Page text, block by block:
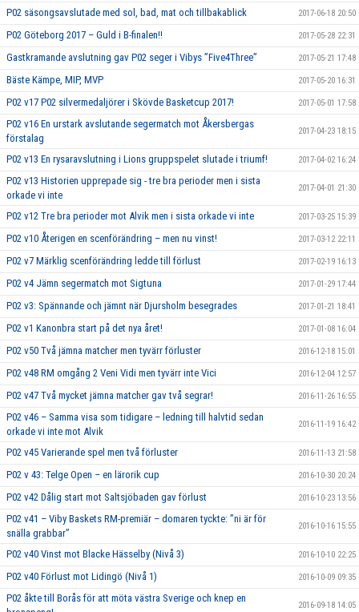
P02 säsongsavslutade med sol, bad, mat och tillbakablick 2017-06-18 20:50
P02 Göteborg 2017 – Guld i B-finalen!! 2017-05-28 22:31
Gastkramande avslutning gav P02 seger i Vibys ”Five4Three” 2017-05-21 17:48
Bäste Kämpe, MIP, MVP 2017-05-20 16:31
P02 v17 P02 silvermedaljörer i Skövde Basketcup 2017! 2017-05-01 17:58
P02 v16 En urstark avslutande segermatch mot Åkersbergas
förstalag
2017-04-23 18:15
P02 v13 En rysaravslutning i Lions gruppspelet slutade i triumf! 2017-04-02 16:24
P02 v13 Historien upprepade sig - tre bra perioder men i sista
orkade vi inte
2017-04-01 21:30
P02 v12 Tre bra perioder mot Alvik men i sista orkade vi inte 2017-03-25 15:39
P02 v10 Återigen en scenförändring – men nu vinst! 2017-03-12 22:11
P02 v7 Märklig scenförändring ledde till förlust 2017-02-19 16:13
P02 v4 Jämn segermatch mot Sigtuna 2017-01-29 17:44
P02 v3: Spännande och jämnt när Djursholm besegrades 2017-01-21 18:41
P02 v1 Kanonbra start på det nya året! 2017-01-08 16:04
P02 v50 Två jämna matcher men tyvärr förluster 2016-12-18 15:01
P02 v48 RM omgång 2 Veni Vidi men tyvärr inte Vici 2016-12-04 12:57
P02 v47 Två mycket jämna matcher gav två segrar! 2016-11-26 16:55
P02 v46 – Samma visa som tidigare – ledning till halvtid sedan
orkade vi inte mot Alvik
2016-11-19 16:42
P02 v45 Varierande spel men två förluster 2016-11-13 21:58
P02 v 43: Telge Open – en lärorik cup 2016-10-30 20:24
P02 v42 Dålig start mot Saltsjöbaden gav förlust 2016-10-23 13:56
P02 v41 – Viby Baskets RM-premiär – domaren tyckte: ”ni är för
snälla grabbar”
2016-10-16 15:55
P02 v40 Vinst mot Blacke Hässelby (Nivå 3) 2016-10-10 22:25
P02 v40 Förlust mot Lidingö (Nivå 1) 2016-10-09 09:35
P02 åkte till Borås för att möta västra Sverige och knep en
2016-09-18 14:05